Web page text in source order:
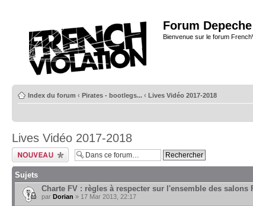
Forum
Bienvenue sur le forum
Index du forum ‹ Pirates - bootlegs... ‹ Lives Vidéo 2017-2018
Lives Vidéo 2017-2018
Ecrire un nouveau
sujet
Sujets
Charte FV : règles à respecter sur l'ensemble des salons
par Dorian » 17 Mar 2013, 22:17